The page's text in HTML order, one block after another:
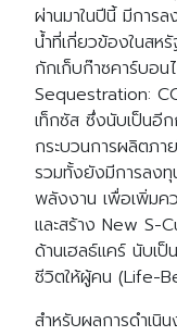
ผ่านมาในปีนี้ มีการ
น้ำที่เกี่ยวข้องในสห
กักเก็บก๊าซคาร์บอ
Sequestration:
เท็กซัส ซึ่งนับเป็นอี
กระบวนการผลิตภา
รวมทั้งยังมีการลงทุ
พลังงาน เพื่อเพิ่มค
และสร้าง New S-
ด้านเฮลธ์แคร์ นับเ
ชีวิตให้ผู้คน (Life-
สำหรับผลการดำเ